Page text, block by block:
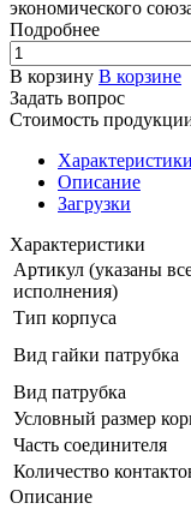
экономического
Подробнее
В корзину В корзине
Задать вопрос
Стоимость
Характеристики
Описание
Загрузки
Характеристики
Артикул (указаны
исполнения)
Тип корпуса
Вид гайки патрубка
Вид патрубка
Условный размер
Часть соединителя
Количество
Описание